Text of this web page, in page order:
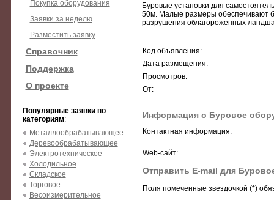
Покупка оборудования
Заявки за неделю
Разместить заявку
Справочник
Поддержка
О проекте
Популярные заявки по
категориям:
Металлообрабатывающее
Деревообрабатывающее
Электротехническое
Холодильное
Складское
Торговое
Весоизмерительное
Буровые установки для
50м. Малые размеры обеспечивают
разрушения облагороженных
Код объявления:
Дата размещения:
Просмотров:
От:
Информация о Буровое
Контактная информация:
Web-сайт:
Отправить E-mail для
Поля помеченные звездочкой (*)